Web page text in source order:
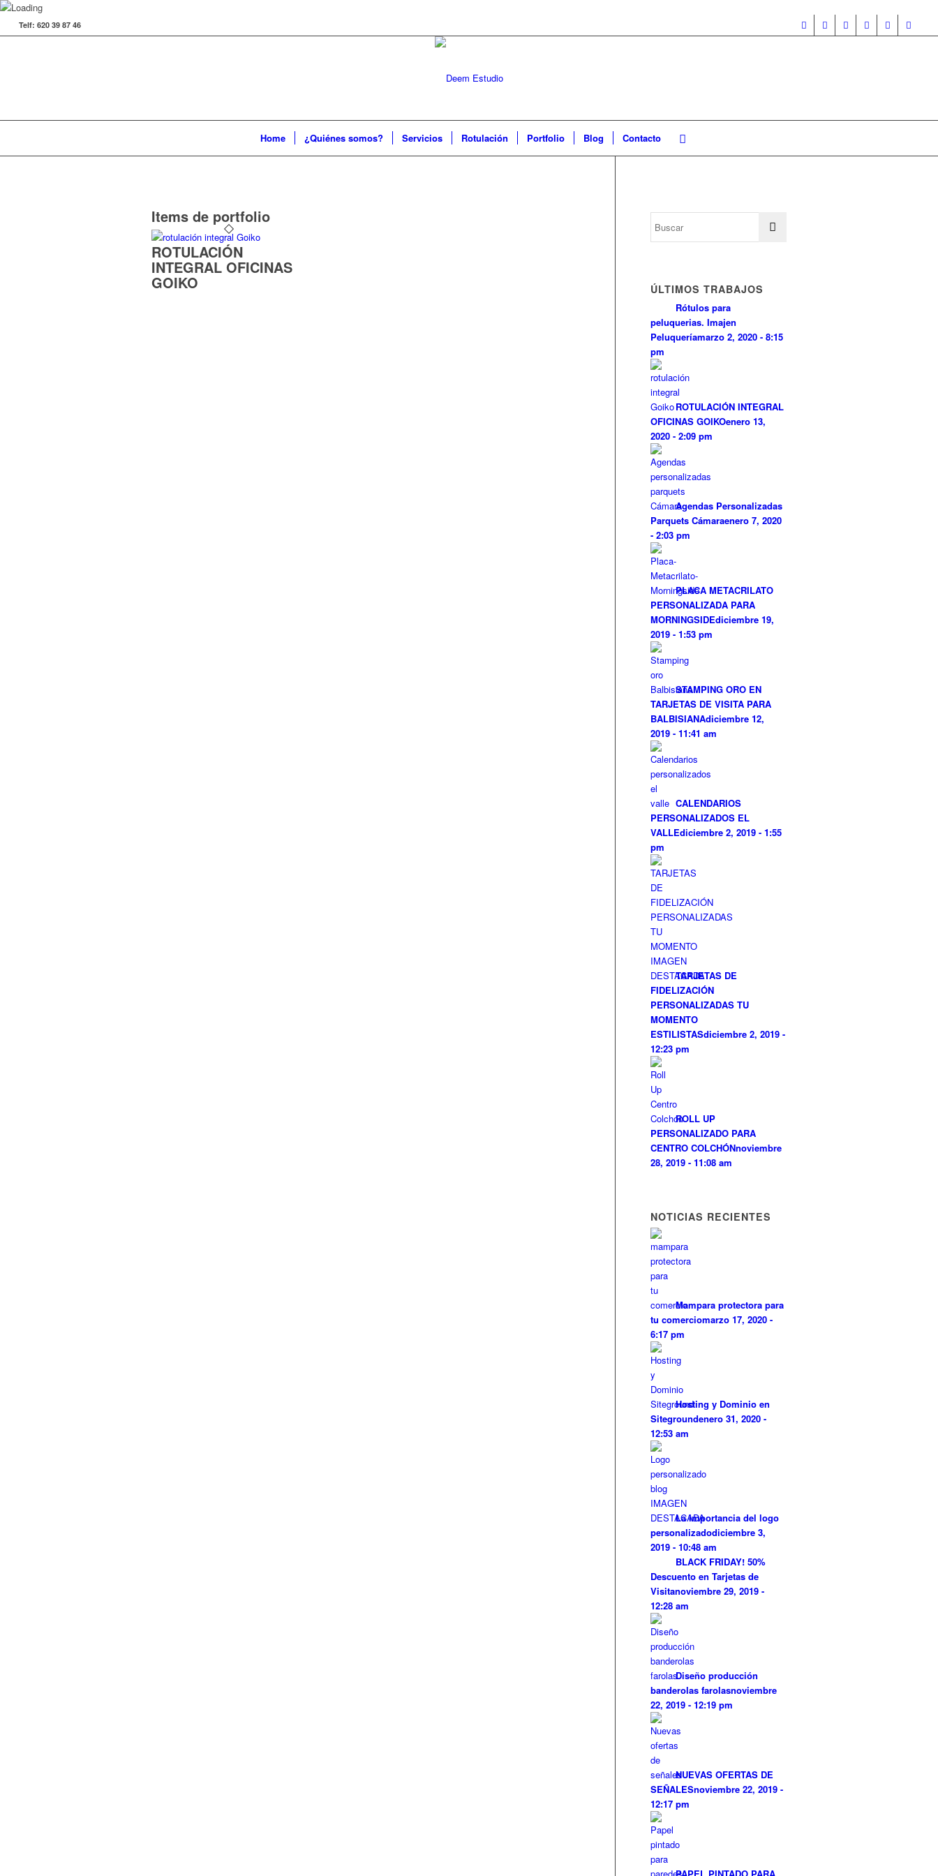
Telf: 620 39 87 46
Home ¿Quiénes somos? Servicios Rotulación Portfolio Blog Contacto
Items de portfolio
ROTULACIÓN
INTEGRAL OFICINAS
GOIKO ÚLTIMOS TRABAJOS
Rótulos para
peluquerias. Imajen
Peluqueríamarzo 2, 2020 - 8:15
pm
ROTULACIÓN INTEGRAL
OFICINAS GOIKOenero 13,
2020 - 2:09 pm
Agendas Personalizadas
Parquets Cámaraenero 7, 2020
- 2:03 pm
PLACA METACRILATO
PERSONALIZADA PARA
MORNINGSIDEdiciembre 19,
2019 - 1:53 pm
STAMPING ORO EN
TARJETAS DE VISITA PARA
BALBISIANAdiciembre 12,
2019 - 11:41 am
CALENDARIOS
PERSONALIZADOS EL
VALLEdiciembre 2, 2019 - 1:55
pm
TARJETAS DE
FIDELIZACIÓN
PERSONALIZADAS TU
MOMENTO
ESTILISTASdiciembre 2, 2019 -
12:23 pm
ROLL UP
PERSONALIZADO PARA
CENTRO COLCHÓNnoviembre
28, 2019 - 11:08 am
NOTICIAS RECIENTES
Mampara protectora para
tu comerciomarzo 17, 2020 -
6:17 pm
Hosting y Dominio en
Sitegroundenero 31, 2020 -
12:53 am
La importancia del logo
personalizadodiciembre 3,
2019 - 10:48 am
BLACK FRIDAY! 50%
Descuento en Tarjetas de
Visitanoviembre 29, 2019 -
12:28 am
Diseño producción
banderolas farolasnoviembre
22, 2019 - 12:19 pm
NUEVAS OFERTAS DE
SEÑALESnoviembre 22, 2019 -
12:17 pm